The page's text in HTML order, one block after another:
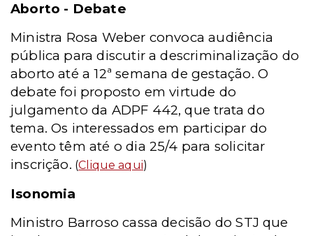
Aborto - Debate
Ministra Rosa Weber convoca audiência
pública para discutir a descriminalização do
aborto até a 12ª semana de gestação. O
debate foi proposto em virtude do
julgamento da ADPF 442, que trata do
tema. Os interessados em participar do
evento têm até o dia 25/4 para solicitar
inscrição. (Clique aqui)
Isonomia
Ministro Barroso cassa decisão do STJ que